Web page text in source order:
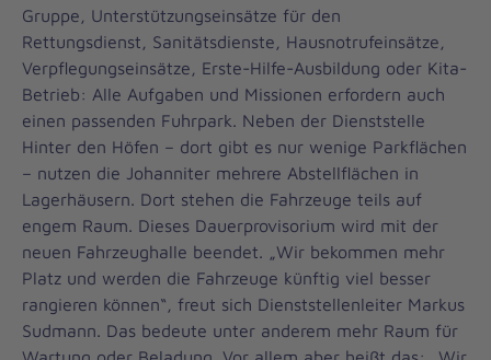
Gruppe, Unterstützungseinsätze für den
Rettungsdienst, Sanitätsdienste, Hausnotrufeinsätze,
Verpflegungseinsätze, Erste-Hilfe-Ausbildung oder Kita-
Betrieb: Alle Aufgaben und Missionen erfordern auch
einen passenden Fuhrpark. Neben der Dienststelle
Hinter den Höfen – dort gibt es nur wenige Parkflächen
– nutzen die Johanniter mehrere Abstellflächen in
Lagerhäusern. Dort stehen die Fahrzeuge teils auf
engem Raum. Dieses Dauerprovisorium wird mit der
neuen Fahrzeughalle beendet. „Wir bekommen mehr
Platz und werden die Fahrzeuge künftig viel besser
rangieren können“, freut sich Dienststellenleiter Markus
Sudmann. Das bedeute unter anderem mehr Raum für